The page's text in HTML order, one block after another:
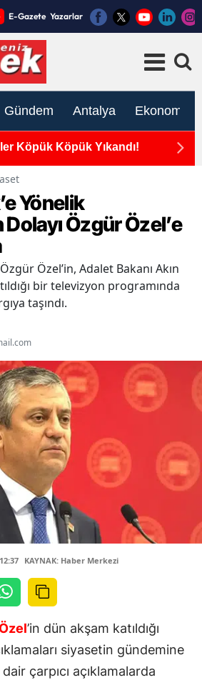
E-Gazete Yazarlar
Gündem Antalya Ekonomi
Köpük Köpük Yıkandı!
Yönelik
Özgür Özel’e
Özel’in, Adalet Bakanı Akın
bir televizyon programında
taşındı.
KAYNAK: Haber Merkezi
’in dün akşam katıldığı
siyasetin gündemine
çarpıcı açıklamalarda